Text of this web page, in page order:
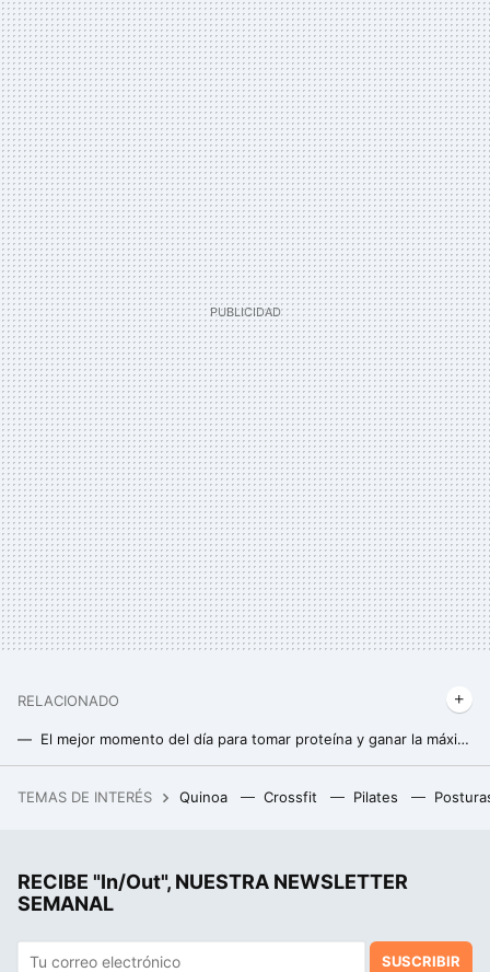
RELACIONADO
El mejor momento del día para tomar proteína y ganar la máxima masa muscular (y no es después de entrenar)
Descubre para qué sirve la rejilla interior de la freidora de aire y cómo sacarle provecho con estos consejos
TEMAS DE INTERÉS Quinoa Crossfit Pilates
RECIBE "In/Out", NUESTRA NEWSLETTER
SEMANAL
SUSCRIBIR